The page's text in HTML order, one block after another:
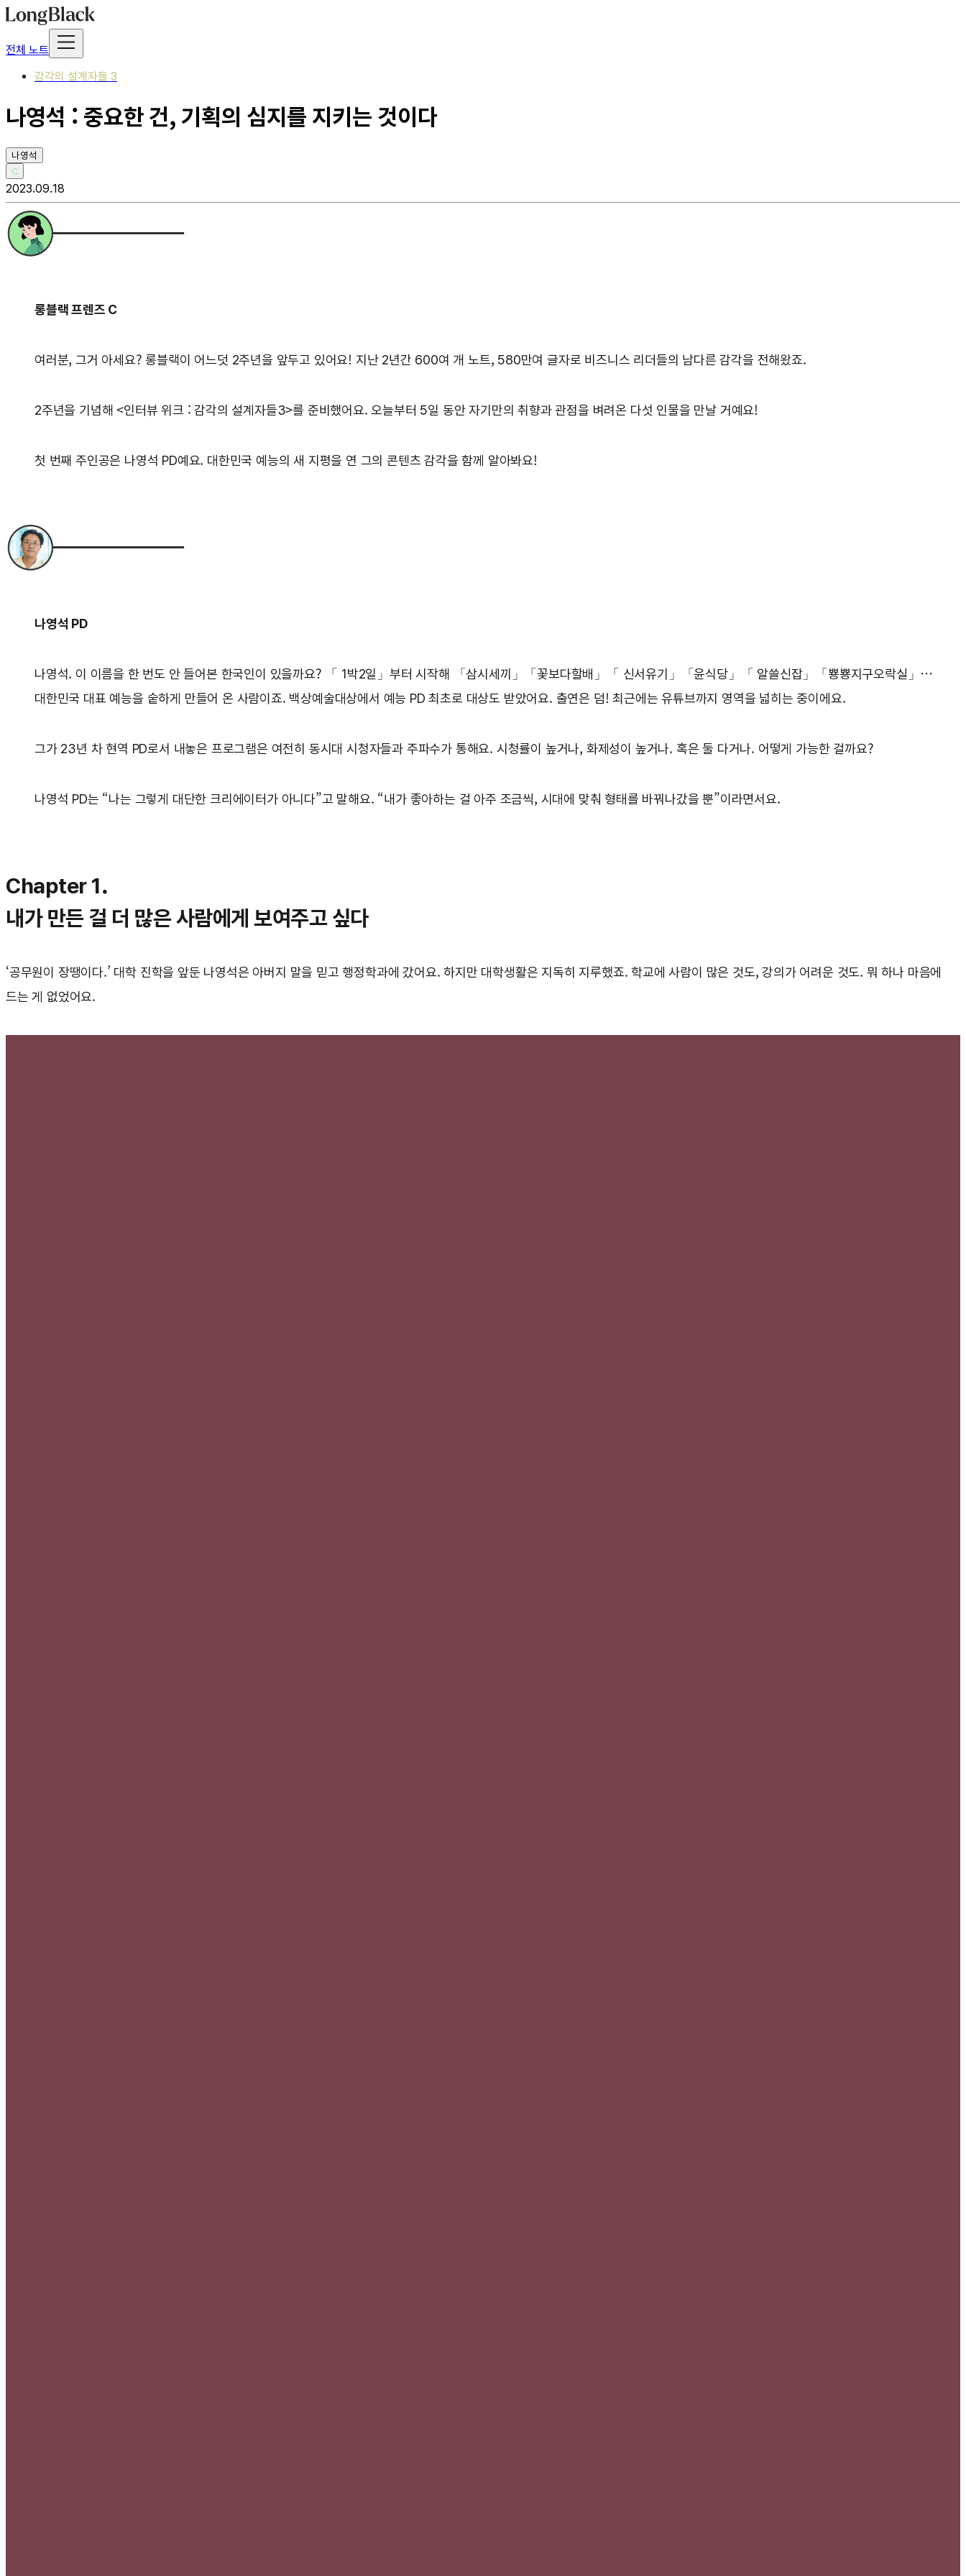
전체 노트
감각의 설계자들 3
나영석 : 중요한 건, 기획의 심지를 지키는 것이다
나영석
C
2023.09.18
롱블랙 프렌즈 C
여러분, 그거 아세요? 롱블랙이 어느덧 2주년을 앞두고 있어요! 지난 2년간 600여 개 노트, 580만여 글자로 비즈니스 리더들의 남다른 감각을 전해왔죠.
2주년을 기념해 <인터뷰 위크 : 감각의 설계자들3>를 준비했어요. 오늘부터 5일 동안 자기만의 취향과 관점을 벼려온 다섯 인물을 만날 거예요!
첫 번째 주인공은 나영석 PD예요. 대한민국 예능의 새 지평을 연 그의 콘텐츠 감각을 함께 알아봐요!
나영석 PD
나영석. 이 이름을 한 번도 안 들어본 한국인이 있을까요? 「 1박2일」부터 시작해 「삼시세끼」「꽃보다할배」「 신서유기」「윤식당」「 알쓸신잡」「뿅뿅지구오락실」…
대한민국 대표 예능을 숱하게 만들어 온 사람이죠. 백상예술대상에서 예능 PD 최초로 대상도 받았어요. 출연은 덤! 최근에는 유튜브까지 영역을 넓히는 중이에요.
그가 23년 차 현역 PD로서 내놓은 프로그램은 여전히 동시대 시청자들과 주파수가 통해요. 시청률이 높거나, 화제성이 높거나. 혹은 둘 다거나. 어떻게 가능한 걸까요?
나영석 PD는 “나는 그렇게 대단한 크리에이터가 아니다”고 말해요. “내가 좋아하는 걸 아주 조금씩, 시대에 맞춰 형태를 바꿔나갔을 뿐”이라면서요.
Chapter 1.
내가 만든 걸 더 많은 사람에게 보여주고 싶다
‘공무원이 장땡이다.’ 대학 진학을 앞둔 나영석은 아버지 말을 믿고 행정학과에 갔어요. 하지만 대학생활은 지독히 지루했죠. 학교에 사람이 많은 것도, 강의가 어려운 것도. 뭐 하나 마음에
드는 게 없었어요.